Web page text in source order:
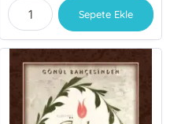
Sepete Ekle